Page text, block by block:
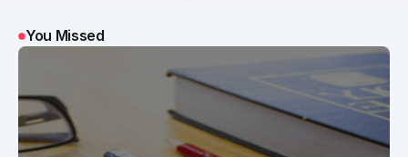
You Missed